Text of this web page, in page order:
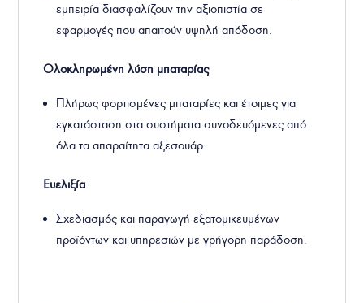
εμπειρία διασφαλίζουν την αξιοπιστία σε
εφαρμογές που απαιτούν υψηλή απόδοση.
Ολοκληρωμένη λύση μπαταρίας
Πλήρως φορτισμένες μπαταρίες και έτοιμες για
εγκατάσταση στα συστήματα συνοδευόμενες από
όλα τα απαραίτητα αξεσουάρ.
Ευελιξία
Σχεδιασμός και παραγωγή εξατομικευμένων
προϊόντων και υπηρεσιών με γρήγορη παράδοση.